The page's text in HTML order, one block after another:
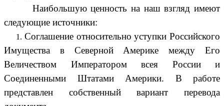
Наибольшую ценность на наш взгляд имеют
следующие источники:
Соглашение относительно уступки Российского
Имущества в Северной Америке между Его
Величеством Императором всея России и
Соединенными Штатами Америки. В работе
представлен собственный вариант перевода